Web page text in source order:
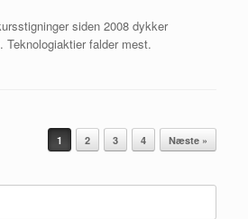
siden 2008 dykker
Teknologiaktier falder mest.
1 2 3 4 Næste »